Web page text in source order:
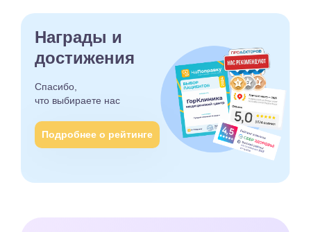
Награды и
достижения
Спасибо,
что выбираете нас
Подробнее о рейтинге